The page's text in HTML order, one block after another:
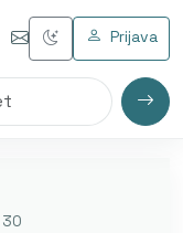
Prijava
30